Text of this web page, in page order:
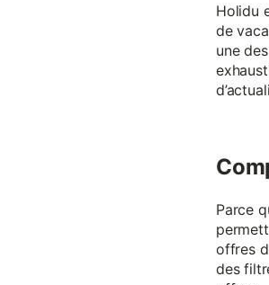
Holidu
de
une
Parce
offres
des